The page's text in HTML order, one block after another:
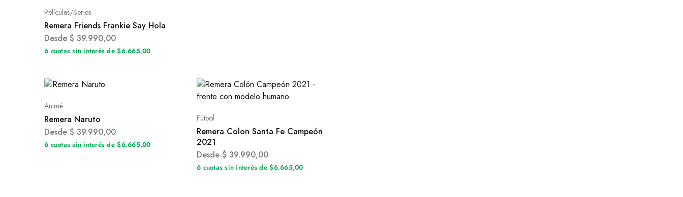
Películas/Series
Remera Friends Frankie Say Hola
Desde $ 39.990,00
6 cuotas sin interés de $6.665,00
Animé
Remera Naruto
Desde $ 39.990,00
6 cuotas sin interés de $6.665,00
Fútbol
Remera Colon Santa Fe Campeón
2021
Desde $ 39.990,00
6 cuotas sin interés de $6.665,00